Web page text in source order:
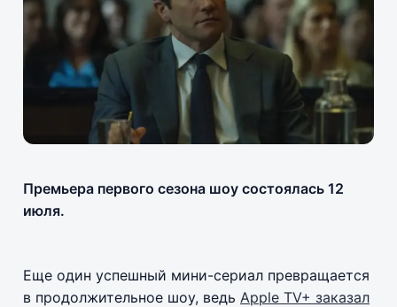
Премьера первого сезона шоу состоялась 12
июля.
Еще один успешный мини-сериал превращается
в продолжительное шоу, ведь Apple TV+ заказал